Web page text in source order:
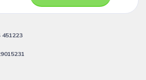
451223